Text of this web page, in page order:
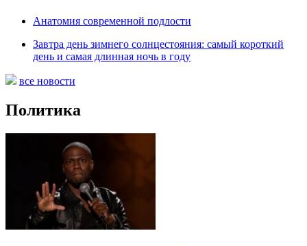
Анатомия современной подлости
Завтра день зимнего солнцестояния: самый короткий
день и самая длинная ночь в году
все новости
Политика